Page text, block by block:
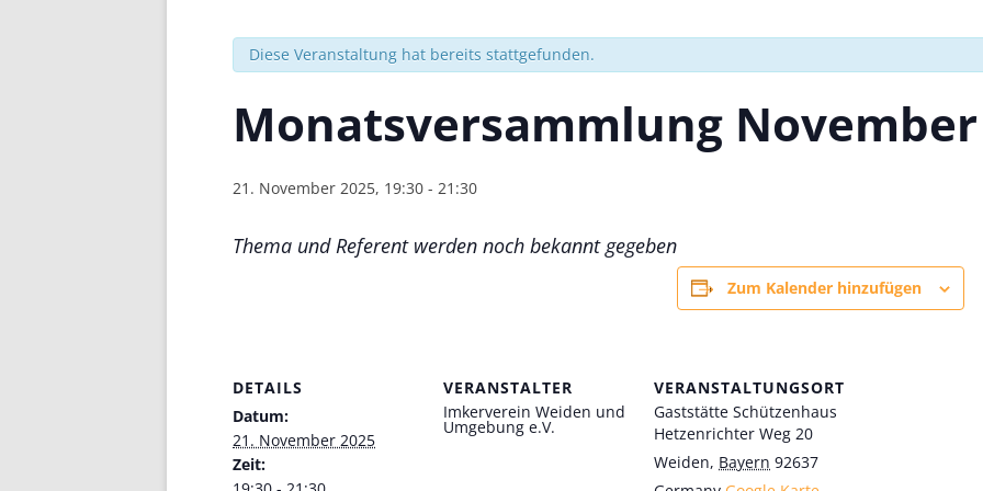
Diese Veranstaltung hat bereits stattgefunden.
Monatsversammlung November
21. November 2025, 19:30 - 21:30
Thema und Referent werden noch bekannt gegeben
Zum Kalender hinzufügen
DETAILS
Datum:
21. November 2025
Zeit:
VERANSTALTER
Imkerverein Weiden und
Umgebung e.V.
VERANSTALTUNGSORT
Gaststätte Schützenhaus
Hetzenrichter Weg 20
Weiden, Bayern 92637